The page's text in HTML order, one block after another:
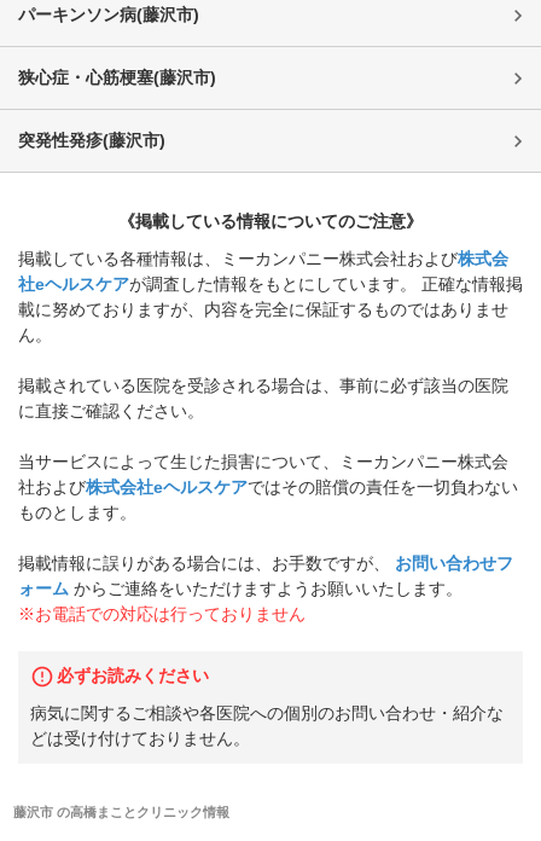
パーキンソン病(藤沢市)
狭心症・心筋梗塞(藤沢市)
突発性発疹(藤沢市)
《掲載している情報についてのご注意》
掲載している各種情報は、ミーカンパニー株式会社および株式会
社eヘルスケアが調査した情報をもとにしています。 正確な情報掲
載に努めておりますが、内容を完全に保証するものではありませ
ん。
掲載されている医院を受診される場合は、事前に必ず該当の医院
に直接ご確認ください。
当サービスによって生じた損害について、ミーカンパニー株式会
社および株式会社eヘルスケアではその賠償の責任を一切負わない
ものとします。
掲載情報に誤りがある場合には、お手数ですが、
お問い合わせフ
ォーム からご連絡をいただけますようお願いいたします。
※お電話での対応は行っておりません
必ずお読みください
病気に関するご相談や各医院への個別のお問い合わせ・紹介な
どは受け付けておりません。
藤沢市の高橋まことクリニック情報